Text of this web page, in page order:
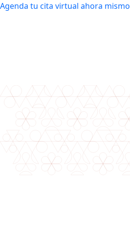
Agenda tu cita virtual ahora mismo